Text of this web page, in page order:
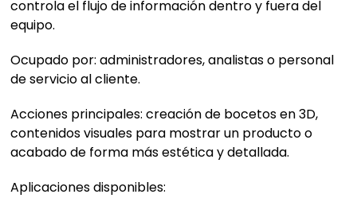
controla el flujo de información dentro y fuera del
equipo.
Ocupado por: administradores, analistas o personal
de servicio al cliente.
Acciones principales: creación de bocetos en 3D,
contenidos visuales para mostrar un producto o
acabado de forma más estética y detallada.
Aplicaciones disponibles: